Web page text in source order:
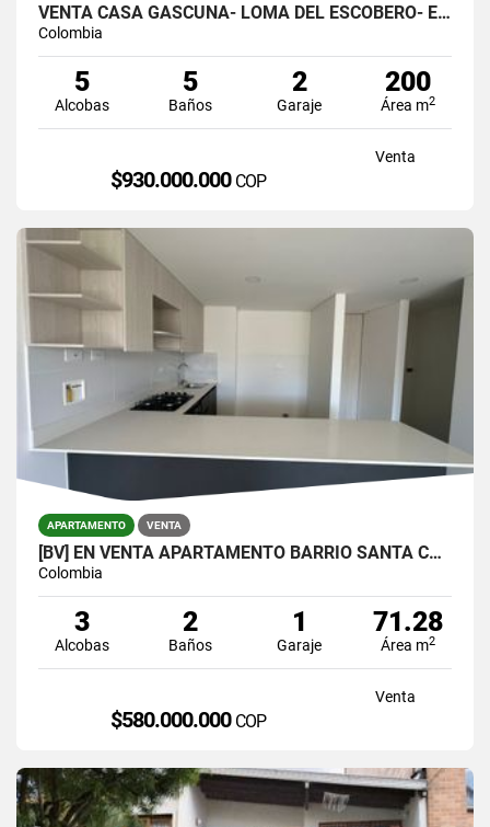
VENTA CASA GASCUÑA- LOMA DEL ESCOBERO- ENVIGADO
Colombia
5
Alcobas
5
Baños
2
Garaje
200
Área m2
Venta
$930.000.000 COP
APARTAMENTO VENTA
[BV] EN VENTA APARTAMENTO BARRIO SANTA CATALINA, SURAMÉRICA, ITAGÜÍ
Colombia
3
Alcobas
2
Baños
1
Garaje
71.28
Área m2
Venta
$580.000.000 COP